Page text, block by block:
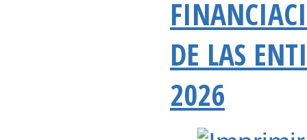
DE LAS
2026